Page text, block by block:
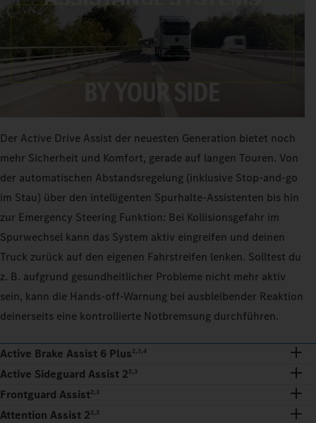
Der Active Drive Assist der neuesten Generation bietet noch
mehr Sicherheit und Komfort, gerade auf langen Touren. Von
der automatischen Abstandsregelung (inklusive Stop-and-go
im Stau) über den intelligenten Spurhalte-Assistenten bis hin
zur Emergency Steering Funktion: Bei Kollisionsgefahr im
Spurwechsel kann das System aktiv eingreifen und deinen
Truck zurück auf den eigenen Fahrstreifen lenken. Solltest du
z. B. aufgrund gesundheitlicher Probleme nicht mehr aktiv
sein, kann die Hands-off-Warnung bei ausbleibender Reaktion
deinerseits eine kontrollierte Notbremsung durchführen.
Active Brake Assist 6 Plus2,3,4
Active Sideguard Assist 22,3
Frontguard Assist2,3
Attention Assist 22,3